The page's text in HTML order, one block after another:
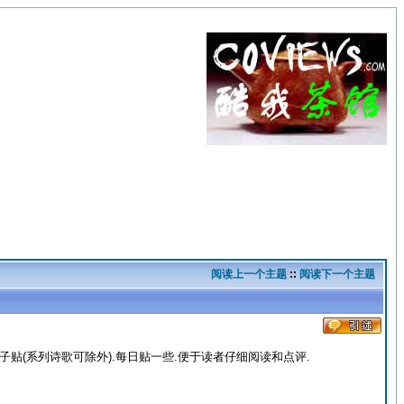
阅读上一个主题 :: 阅读下一个主题
贴(系列诗歌可除外).每日贴一些.便于读者仔细阅读和点评.